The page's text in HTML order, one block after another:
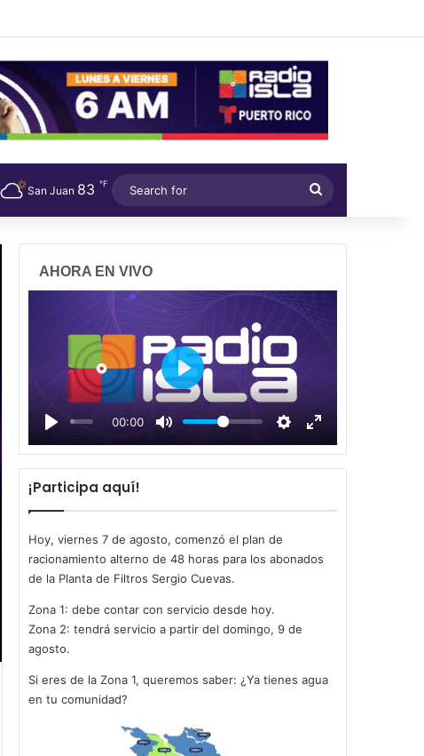
San Juan 83 ℉
for
AHORA EN VIVO
00:00
P
l
a
y
¡Participa aquí!
Hoy, viernes 7 de agosto, comenzó el plan de
racionamiento alterno de 48 horas para los abonados
de la Planta de Filtros Sergio Cuevas.
Zona 1: debe contar con servicio desde hoy.
Zona 2: tendrá servicio a partir del domingo, 9 de
agosto.
Si eres de la Zona 1, queremos saber: ¿Ya tienes agua
en tu comunidad?